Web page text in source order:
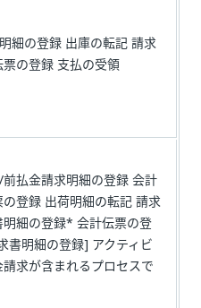
細の登録 出庫の転記 請求
の登録 支払の受領
払金請求明細の登録 会計
登録 出荷明細の転記 請求
細の登録* 会計伝票の登
書明細の登録] アクティビ
求が含まれるプロセスで